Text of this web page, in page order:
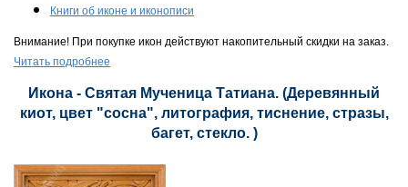
Книги об иконе и иконописи
Внимание! При покупке икон действуют накопительный скидки на заказ.
Читать подробнее
Икона - Святая Мученица Татиана. (Деревянный
киот, цвет "сосна", литография, тиснение, стразы,
багет, стекло. )